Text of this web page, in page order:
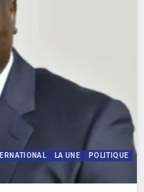
LA UNE
POLITIQUE